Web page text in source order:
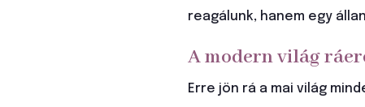
reagálunk, hanem egy
A modern világ
Erre jön rá a mai világ